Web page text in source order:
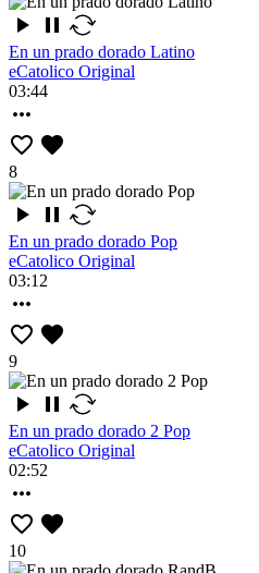
En un prado dorado Latino
eCatolico Original
03:44
8
En un prado dorado Pop
eCatolico Original
03:12
9
En un prado dorado 2 Pop
eCatolico Original
02:52
10